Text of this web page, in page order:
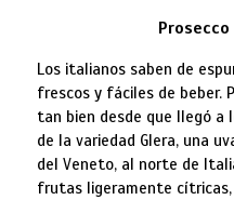
Los italianos saben de
frescos y fáciles de beber.
tan bien desde que llegó a
de la variedad Glera, una
del Veneto, al norte de
frutas ligeramente